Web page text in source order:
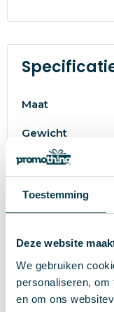
Toestemming
Deze website
We gebruiken
personaliseren,
en om ons
Maat
Gewicht
Merk
Artikelnummer
Kleur
Wat